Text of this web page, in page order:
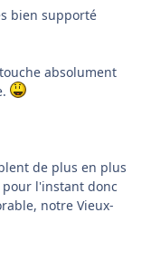
bien supporté
absolument
de plus en plus
l'instant donc
notre Vieux-